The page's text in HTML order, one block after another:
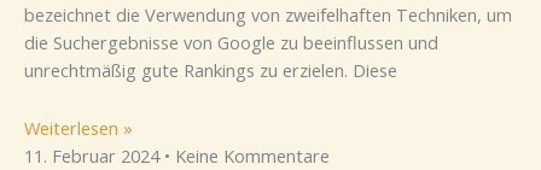
bezeichnet die Verwendung von zweifelhaften Techniken, um
die Suchergebnisse von Google zu beeinflussen und
unrechtmäßig gute Rankings zu erzielen. Diese
Weiterlesen »
11. Februar 2024
Keine Kommentare